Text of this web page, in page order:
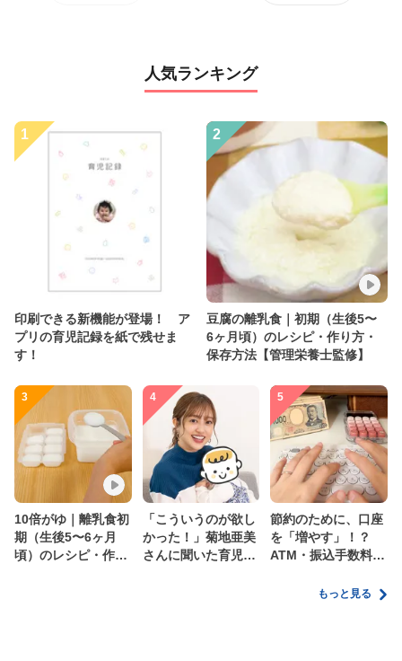
人気ランキング
1
印刷できる新機能が登場！ ア
プリの育児記録を紙で残せま
す！
2
豆腐の離乳食｜初期（生後5〜
6ヶ月頃）のレシピ・作り方・
保存方法【管理栄養士監修】
3
10倍がゆ｜離乳食初
期（生後5〜6ヶ月
頃）のレシピ・作り
4
「こういうのが欲し
かった！」菊地亜美
さんに聞いた育児
5
節約のために、口座
を「増やす」！？
ATM・振込手数料の
家計管理術もっと見る